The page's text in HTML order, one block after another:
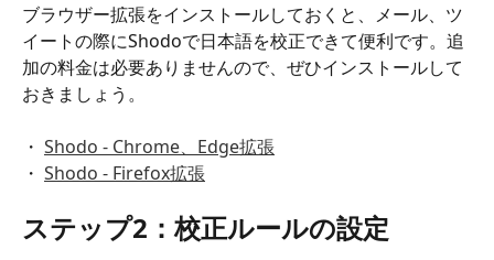
ブラウザー拡張をインストールしておくと、メール、ツ
イートの際にShodoで日本語を校正できて便利です。追
加の料金は必要ありませんので、ぜひインストールして
おきましょう。
・ Shodo - Chrome、Edge拡張
・ Shodo - Firefox拡張
ステップ2：校正ルールの設定